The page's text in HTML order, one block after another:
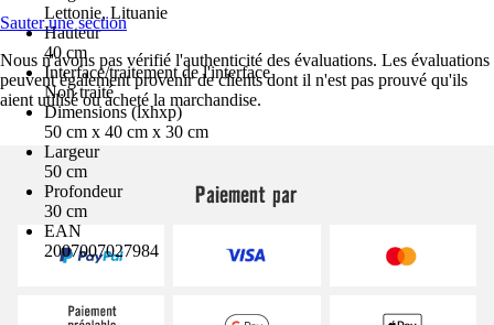
Lettonie, Lituanie
Hauteur
40 cm
Interface/traitement de l'interface
Non traité
Dimensions (lxhxp)
50 cm x 40 cm x 30 cm
Largeur
50 cm
Profondeur
30 cm
EAN
2007007027984
Sauter une section
Nous n'avons pas vérifié l'authenticité des évaluations. Les évaluations
peuvent également provenir de clients dont il n'est pas prouvé qu'ils
aient utilisé ou acheté la marchandise.
Paiement par